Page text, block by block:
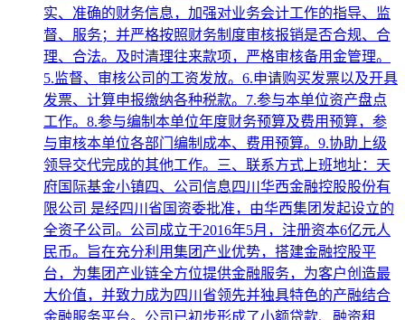
实、准确的财务信息，加强对业务会计工作的指导、监
督、服务；并严格按照财务制度审核报销是否合规、合
理、合法。及时清理往来款项，严格审核备用金管理。
5.监督、审核公司的工资发放。6.申请购买发票以及开具
发票、计算申报缴纳各种税款。7.参与本单位资产盘点
工作。8.参与编制本单位年度财务预算及费用预算，参
与审核本单位各部门编制成本、费用预算。9.协助上级
领导交代完成的其他工作。三、联系方式上班地址：天
府国际基金小镇四、公司信息四川华西金融控股股份有
限公司 是经四川省国资委批准，由华西集团发起设立的
全资子公司。公司成立于2016年5月，注册资本6亿元人
民币。旨在充分利用集团产业优势，搭建金融控股平
台，为集团产业链全方位提供金融服务，为客户创造最
大价值，并致力成为四川省领先并独具特色的产融结合
金融服务平台。公司已初步形成了小额贷款、融资租